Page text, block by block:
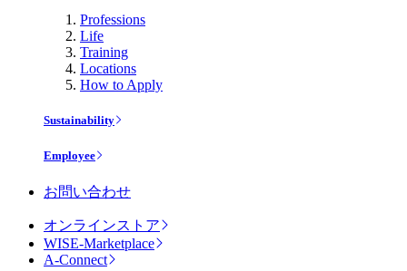
Professions
Life
Training
Locations
How to Apply
Sustainability
Employee
お問い合わせ
オンラインストア
WISE-Marketplace
A-Connect